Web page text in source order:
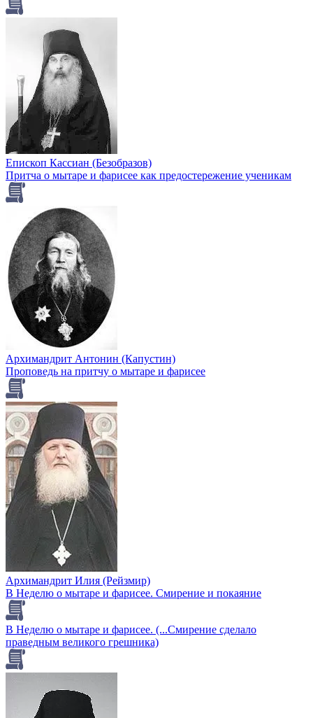
Епископ Кассиан (Безобразов)
Притча о мытаре и фарисее как предостережение ученикам
Архимандрит Антонин (Капустин)
Проповедь на притчу о мытаре и фарисее
Архимандрит Илия (Рейзмир)
В Неделю о мытаре и фарисее. Смирение и покаяние
В Неделю о мытаре и фарисее. (...Смирение сделало
праведным великого грешника)